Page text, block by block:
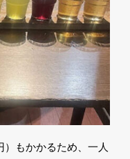
）もかかるため、一人